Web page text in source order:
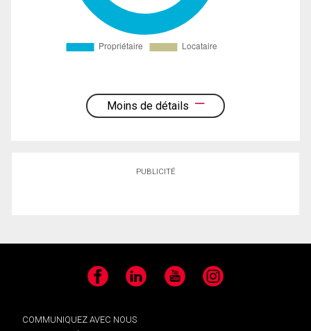
Moins de détails
PUBLICITÉ
Facebook LinkedIn YouTube Instagram
COMMUNIQUEZ AVEC NOUS